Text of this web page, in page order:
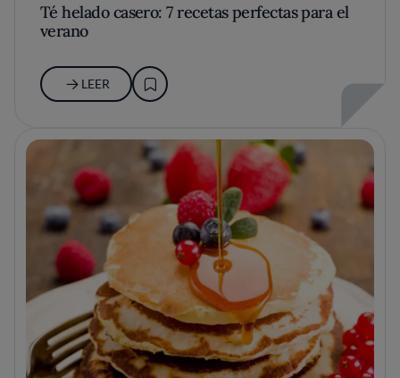
Té helado casero: 7 recetas perfectas para el
verano
LEER